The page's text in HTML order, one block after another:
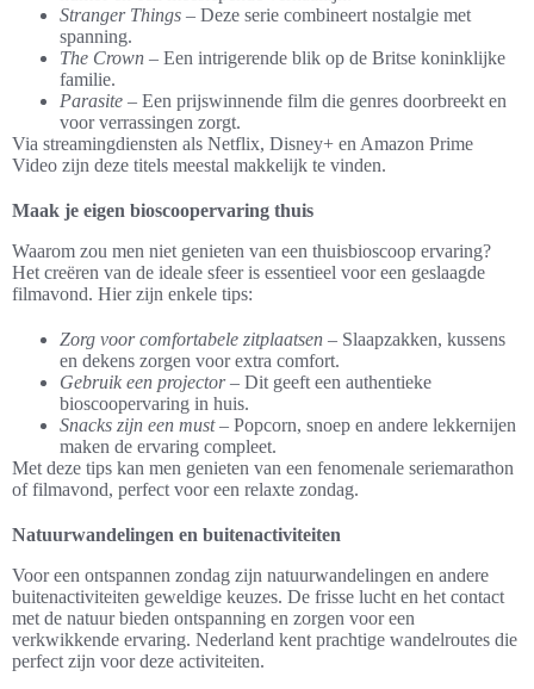
Stranger Things – Deze serie combineert nostalgie met
spanning.
The Crown – Een intrigerende blik op de Britse koninklijke
familie.
Parasite – Een prijswinnende film die genres doorbreekt en
voor verrassingen zorgt.
Via streamingdiensten als Netflix, Disney+ en Amazon Prime
Video zijn deze titels meestal makkelijk te vinden.
Maak je eigen bioscoopervaring thuis
Waarom zou men niet genieten van een thuisbioscoop ervaring?
Het creëren van de ideale sfeer is essentieel voor een geslaagde
filmavond. Hier zijn enkele tips:
Zorg voor comfortabele zitplaatsen – Slaapzakken, kussens
en dekens zorgen voor extra comfort.
Gebruik een projector– Dit geeft een authentieke
bioscoopervaring in huis.
Snacks zijn een must– Popcorn, snoep en andere lekkernijen
maken de ervaring compleet.
Met deze tips kan men genieten van een fenomenale seriemarathon
of filmavond, perfect voor een relaxte zondag.
Natuurwandelingen en buitenactiviteiten
Voor een ontspannen zondag zijn natuurwandelingen en andere
buitenactiviteiten geweldige keuzes. De frisse lucht en het contact
met de natuur bieden ontspanning en zorgen voor een
verkwikkende ervaring. Nederland kent prachtige wandelroutes die
perfect zijn voor deze activiteiten.